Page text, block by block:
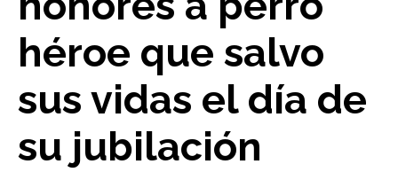
héroe que salvo
sus vidas el día de
su jubilación